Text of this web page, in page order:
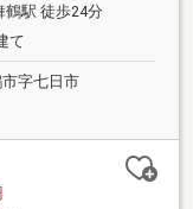
鶴駅 徒歩24分
て
字七日市